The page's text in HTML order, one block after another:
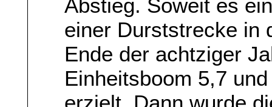
Abstieg. Soweit es
einer Durststrecke in
Ende der achtziger
Einheitsboom 5,7